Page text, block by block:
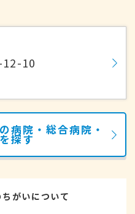
12-10
病院・総合病院・
探す
がいについて